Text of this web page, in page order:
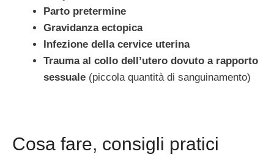
Parto pretermine
Gravidanza ectopica
Infezione della cervice uterina
Trauma al collo dell’utero dovuto a rapporto
sessuale (piccola quantità di sanguinamento)
Cosa fare, consigli pratici